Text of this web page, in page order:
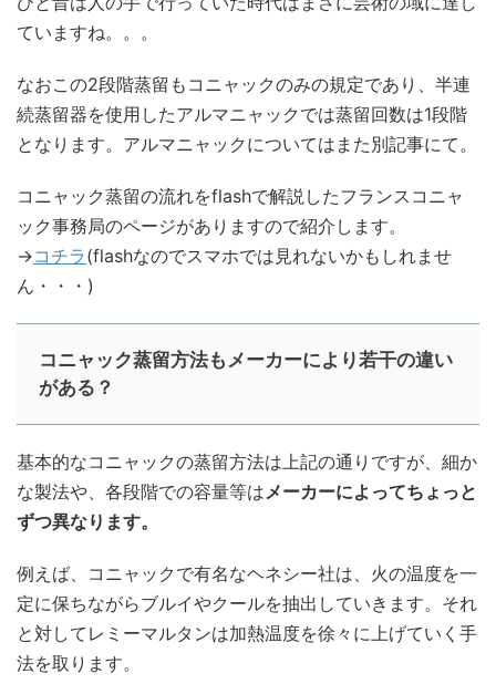
ていますね。。。
なおこの2段階蒸留もコニャックのみの規定であり、半連
続蒸留器を使用したアルマニャックでは蒸留回数は1段階
となります。アルマニャックについてはまた別記事にて。
コニャック蒸留の流れをflashで解説したフランスコニャ
ック事務局のページがありますので紹介します。
→コチラ(flashなのでスマホでは見れないかもしれませ
ん・・・)
コニャック蒸留方法もメーカーにより若干の違い
がある？
基本的なコニャックの蒸留方法は上記の通りですが、細か
な製法や、各段階での容量等は メーカーによってちょっと
ずつ異なります。
例えば、コニャックで有名なヘネシー社は、火の温度を一
定に保ちながらブルイやクールを抽出していきます。それ
と対してレミーマルタンは加熱温度を徐々に上げていく手
法を取ります。